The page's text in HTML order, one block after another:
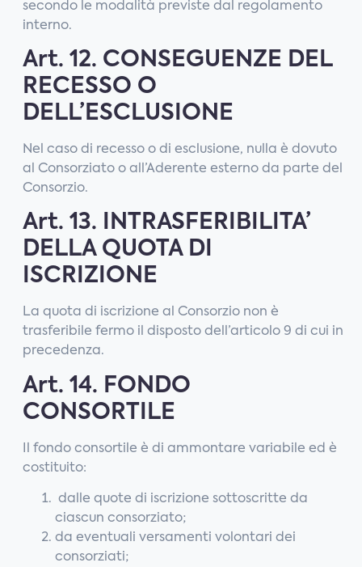
secondo le modalità previste dal regolamento
interno.
Art. 12. CONSEGUENZE DEL
RECESSO O
DELL’ESCLUSIONE
Nel caso di recesso o di esclusione, nulla è dovuto
al Consorziato o all’Aderente esterno da parte del
Consorzio.
Art. 13. INTRASFERIBILITA’
DELLA QUOTA DI
ISCRIZIONE
La quota di iscrizione al Consorzio non è
trasferibile fermo il disposto dell’articolo 9 di cui in
precedenza.
Art. 14. FONDO
CONSORTILE
Il fondo consortile è di ammontare variabile ed è
costituito:
dalle quote di iscrizione sottoscritte da
ciascun consorziato;
da eventuali versamenti volontari dei
consorziati;